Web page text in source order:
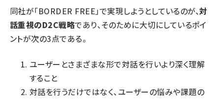
同社が「BORDER FREE」で実現しようとしているのが、対
話重視のD2C戦略であり、そのために大切にしているポイ
ントが次の3点である。
ユーザーとさまざまな形で対話を行いより深く理解
すること
対話を行うだけではなく、ユーザーの悩みや課題の